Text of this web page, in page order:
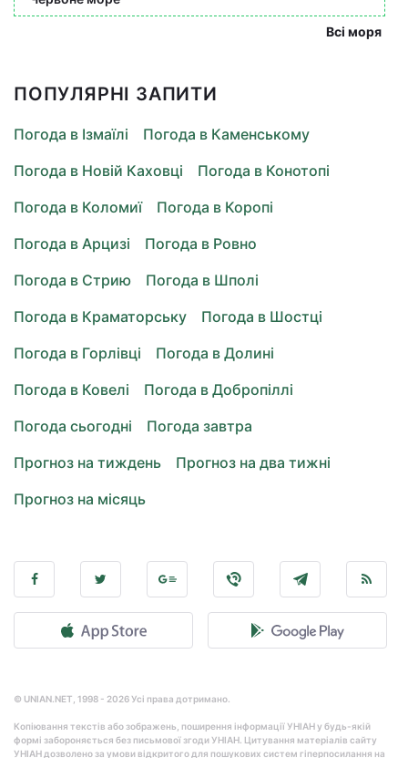
Всі моря
ПОПУЛЯРНІ ЗАПИТИ
Погода в Ізмаїлі
Погода в Каменському
Погода в Новій Каховці
Погода в Конотопі
Погода в Коломиї
Погода в Коропі
Погода в Арцизі
Погода в Ровно
Погода в Стрию
Погода в Шполі
Погода в Краматорську
Погода в Шостці
Погода в Горлівці
Погода в Долині
Погода в Ковелі
Погода в Добропіллі
Погода сьогодні
Погода завтра
Прогноз на тиждень
Прогноз на два тижні
Прогноз на місяць
© UNIAN.NET, 1998 - 2026 Усі права дотримано.
Копіювання текстів або зображень, поширення інформації УНІАН у будь-якій
формі забороняється без письмової згоди УНІАН. Цитування матеріалів сайту
УНІАН дозволено за умови відкритого для пошукових систем гіперпосилання на